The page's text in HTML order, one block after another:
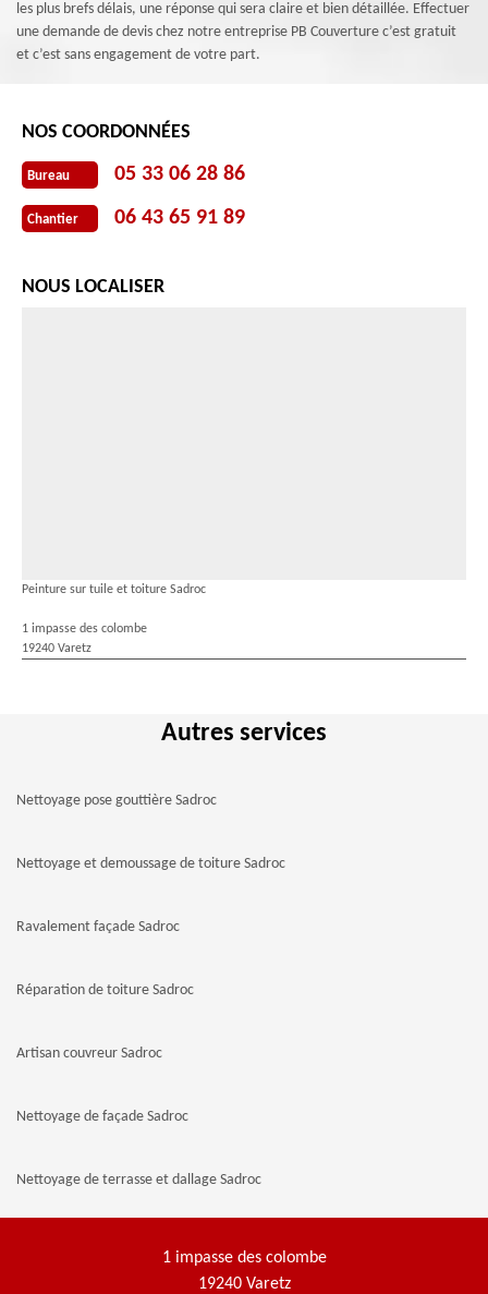
les plus brefs délais, une réponse qui sera claire et bien détaillée. Effectuer
une demande de devis chez notre entreprise PB Couverture c’est gratuit
et c’est sans engagement de votre part.
NOS COORDONNÉES
Bureau 05 33 06 28 86
Chantier 06 43 65 91 89
NOUS LOCALISER
Peinture sur tuile et toiture Sadroc
1 impasse des colombe
19240 Varetz
Autres services
Nettoyage pose gouttière Sadroc
Nettoyage et demoussage de toiture Sadroc
Ravalement façade Sadroc
Réparation de toiture Sadroc
Artisan couvreur Sadroc
Nettoyage de façade Sadroc
Nettoyage de terrasse et dallage Sadroc
1 impasse des colombe
19240 Varetz